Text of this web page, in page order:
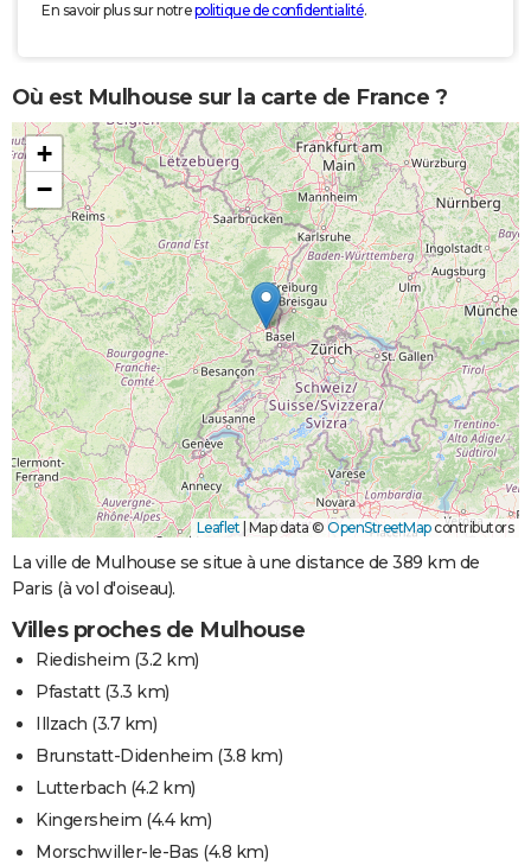
En savoir plus sur notrepolitique de confidentialité.
Où est Mulhouse sur la carte de France ?
+
−
Leaflet Map data © OpenStreetMapcontributors
La ville de Mulhouse se situe à une distance de 389 km de
Paris (à vol d'oiseau).
Villes proches de Mulhouse
Riedisheim (3.2 km)
Pfastatt(3.3 km)
Illzach (3.7 km)
Brunstatt-Didenheim (3.8 km)
Lutterbach (4.2 km)
Kingersheim (4.4 km)
Morschwiller-le-Bas (4.8 km)